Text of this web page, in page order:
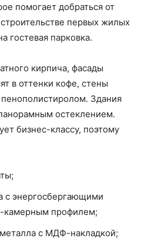
помогает добраться от
первых жилых
гостевая парковка.
кирпича, фасады
в оттенки кофе, стены
Здания
остеклением.
бизнес-классу, поэтому
с энергосбергающими
камерным профилем;
с МДФ-накладкой;